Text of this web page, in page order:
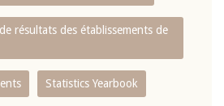
résultats des établissements de
Statistics Yearbook